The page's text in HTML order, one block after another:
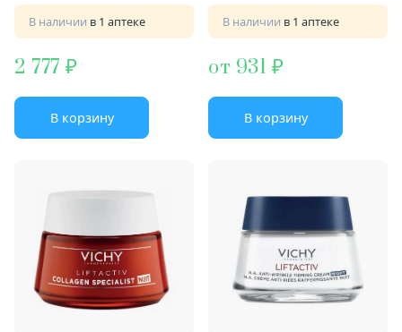
В наличии в 1 аптеке
2 777
В корзину
В наличии в 1 аптеке
от 931
В корзину